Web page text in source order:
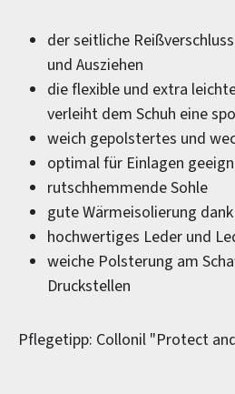
der seitliche
und Ausziehen
die flexible und extra
verleiht dem Schuh eine
weich gepolstertes und
optimal für Einlagen
rutschhemmende Sohle
gute Wärmeisolierung
hochwertiges Leder und
weiche Polsterung am
Druckstellen
Pflegetipp: Collonil "Protect